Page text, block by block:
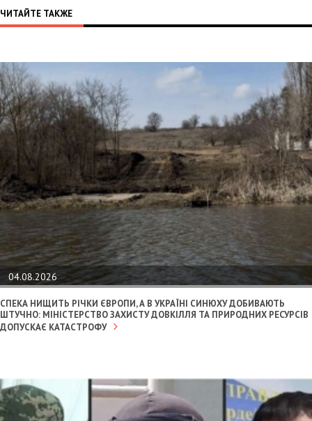
ЧИТАЙТЕ ТАКЖЕ
04.08.2026
СПЕКА НИЩИТЬ РІЧКИ ЄВРОПИ, А В УКРАЇНІ СИНЮХУ ДОБИВАЮТЬ
ШТУЧНО: МІНІСТЕРСТВО ЗАХИСТУ ДОВКІЛЛЯ ТА ПРИРОДНИХ РЕСУРСІВ
ДОПУСКАЄ КАТАСТРОФУ